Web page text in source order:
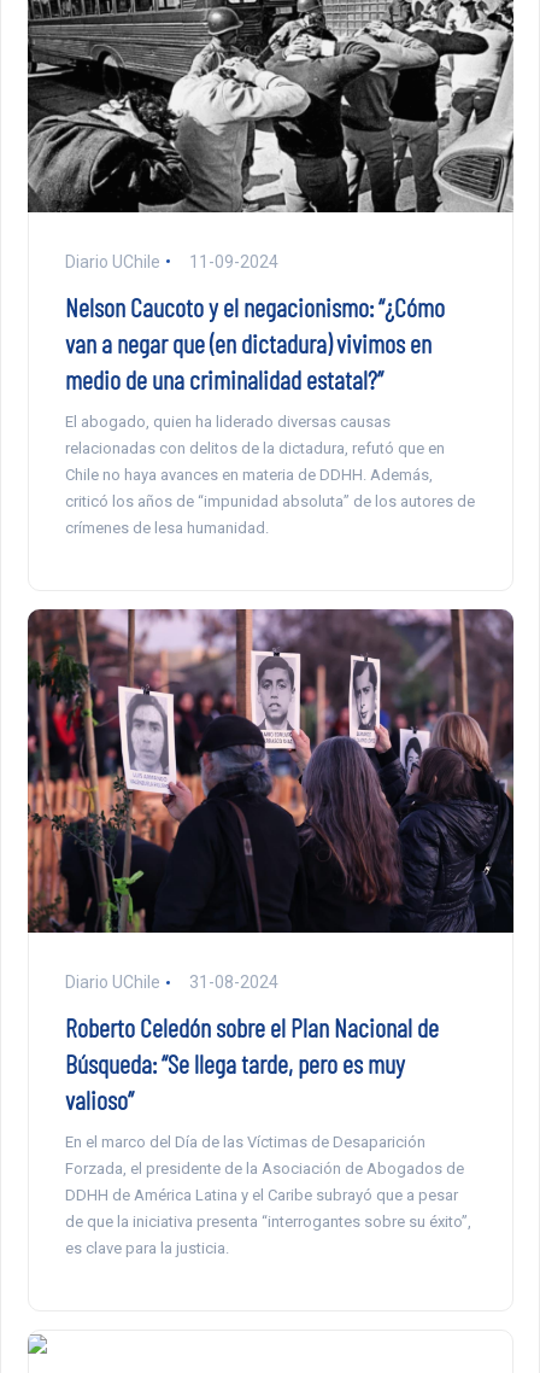
Diario UChile 11-09-2024
Nelson Caucoto y el negacionismo: “¿Cómo
van a negar que (en dictadura) vivimos en
medio de una criminalidad estatal?”
El abogado, quien ha liderado diversas causas
relacionadas con delitos de la dictadura, refutó que en
Chile no haya avances en materia de DDHH. Además,
criticó los años de “impunidad absoluta” de los autores de
crímenes de lesa humanidad.
Diario UChile 31-08-2024
Roberto Celedón sobre el Plan Nacional de
Búsqueda: “Se llega tarde, pero es muy
valioso”
En el marco del Día de las Víctimas de Desaparición
Forzada, el presidente de la Asociación de Abogados de
DDHH de América Latina y el Caribe subrayó que a pesar
de que la iniciativa presenta “interrogantes sobre su éxito”,
es clave para la justicia.